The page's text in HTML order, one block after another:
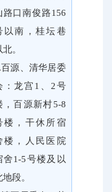
路口南俊路156
以南，桂坛巷
北。
源、清华居委
：龙宫1、2号
，百源新村5-8
楼，干休所宿
楼，人民医院
舍1-5号楼及以
地段。